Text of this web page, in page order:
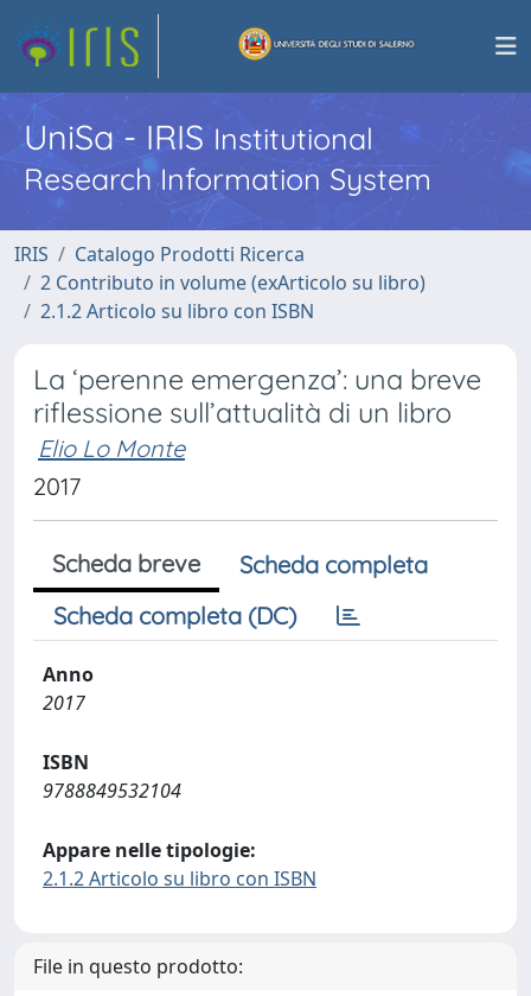
UniSa - IRISInstitutional
Research Information System
IRIS
Catalogo Prodotti Ricerca
2 Contributo in volume (exArticolo su libro)
2.1.2 Articolo su libro con ISBN
La ‘perenne emergenza’: una breve
riflessione sull’attualità di un libro
Elio Lo Monte
2017
Scheda breve
Scheda completa
Scheda completa (DC)
Anno
2017
ISBN
9788849532104
Appare nelle tipologie:
2.1.2 Articolo su libro con ISBN
File in questo prodotto: